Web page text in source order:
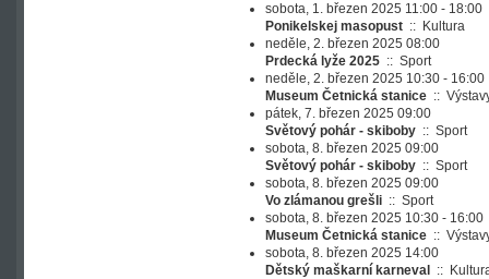
sobota, 1. březen 2025 11:00 - 18:00
Ponikelskej masopust :: Kultura
neděle, 2. březen 2025 08:00
Prdecká lyže 2025 :: Sport
neděle, 2. březen 2025 10:30 - 16:00
Museum Četnická stanice ::
pátek, 7. březen 2025 09:00
Světový pohár - skiboby :: Sport
sobota, 8. březen 2025 09:00
Světový pohár - skiboby :: Sport
sobota, 8. březen 2025 09:00
Vo zlámanou grešli :: Sport
sobota, 8. březen 2025 10:30 - 16:00
Museum Četnická stanice ::
sobota, 8. březen 2025 14:00
Dětský maškarní karneval
::